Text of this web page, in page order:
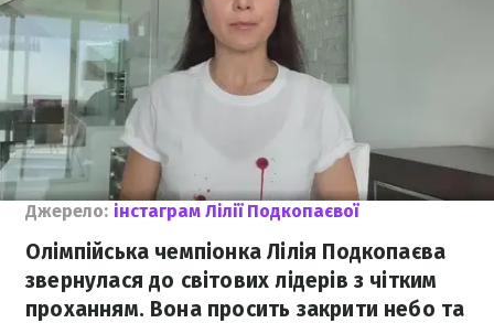
Джерело: інстаграм Лілії Подкопаєвої
Олімпійська чемпіонка Лілія Подкопаєва
звернулася до світових лідерів з чітким
проханням. Вона просить закрити небо та